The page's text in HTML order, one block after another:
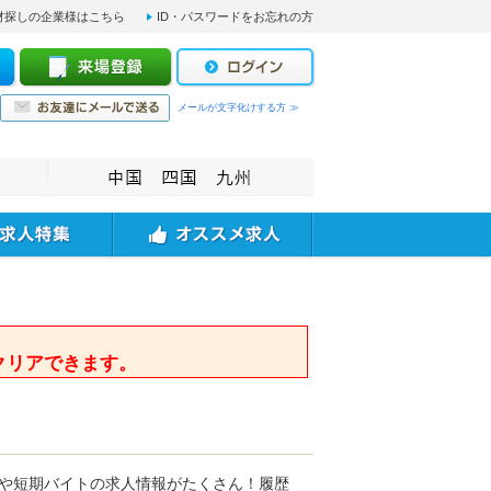
探しの企業様はこちら ID・パスワードをお忘れの方
メールが文字化けする方 ≫
アできます。
短期バイトの求人情報がたくさん！履歴